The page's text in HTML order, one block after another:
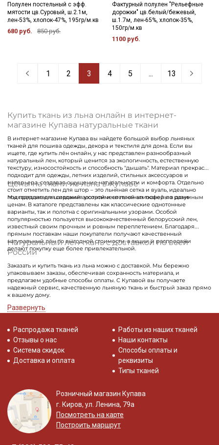
Полулен постельный с эфф.
мятости цв.Суровый, ш.2.1м,
лен-53%, хлопок-47%, 195гр/м.кв
680 руб. 850 руб.
Фактурный полулен "Рельефные
дорожки" цв.белый/бежевый,
ш.1.7м, лен-65%, хлопок-35%,
150гр/м.кв
1100 руб.
1 2 3 4 5 ... 13
Купить ткань из льна онлайн в интернет-
магазине Купава натуральные ткани
В интернет-магазине Купава вы найдете большой выбор льняных
тканей для пошива одежды, декора и текстиля для дома. Если вы
ищете, где купить лён онлайн, у нас представлен разнообразный
натуральный лен, который ценится за экологичность, естественную
текстуру, износостойкость и способность "дышать". Материал прекрасно
подходит для одежды, летних изделий, стильных аксессуаров и
интерьера, создавая ощущение натуральности и комфорта. Отдельно
стоит отметить лен для штор – это льняная сетка и вуаль, идеально
подходящие для создания уютной и светлой атмосферы в доме
Цены на ткани из льна в Купаве
Мы предлагаем широкий ассортимент льняных тканей по разумным
ценам. В каталоге представлены как классические однотонные
варианты, так и полотна с оригинальными узорами. Особой
популярностью пользуется высококачественный белорусский лен,
известный своим прочным и ровным переплетением. Благодаря
прямым поставкам наши покупатели получают качественный
натуральный лён по выгодной стоимости, а акции и распродажи
делают покупку еще более привлекательной.
Натуральный лён ткань с доставкой по всей
России
Заказать и купить ткань из льна можно с доставкой. Мы бережно
упаковываем заказы, обеспечивая сохранность материала, и
предлагаем удобные способы оплаты. С Купавой вы получаете
надежный сервис, качественную льняную ткань и быстрый заказ прямо
к вашему дому.
Развернуть
Распродажа тканей
Отзывы о нас
Система скидок
Доставка и оплата
Работы из наших тканей
Наши контакты
Способы оплаты и
реквизиты
Типы тканей
Розничный магазин Купава
г. Киров, ул. Ленина, 79а
Посмотреть на карте
Построить маршрут